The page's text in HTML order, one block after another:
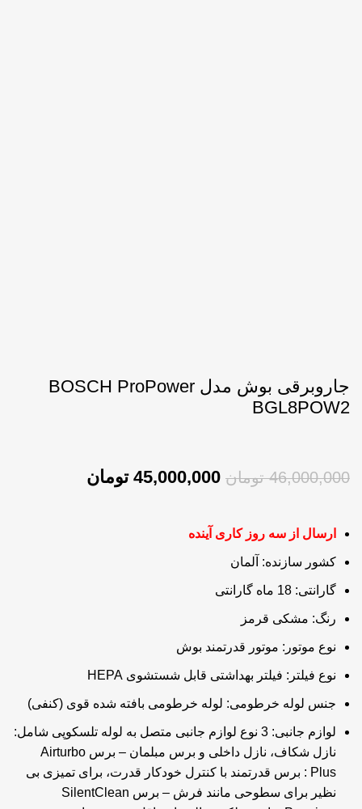
جاروبرقی بوش مدل BOSCH ProPower
BGL8POW2
46,000,000 تومان 45,000,000 تومان
ارسال از سه روز کاری آینده
کشور سازنده: آلمان
گارانتی: 18 ماه گارانتی
رنگ: مشکی قرمز
نوع موتور: موتور قدرتمند بوش
نوع فیلتر: فیلتر بهداشتی قابل شستشوی HEPA
جنس لوله خرطومی: لوله خرطومی بافته شده قوی (کنفی)
لوازم جانبی:
3 نوع لوازم جانبی متصل به لوله تلسکوپی شامل:
نازل شکاف، نازل داخلی و برس مبلمان – برس Airturbo
Plus : برس قدرتمند با کنترل خودکار قدرت، برای تمیزی بی
نظیر برای سطوحی مانند فرش – برس SilentClean